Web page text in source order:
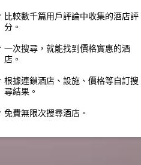
比較數千篇用戶評論中收集的酒店評
分。
一次搜尋，就能找到價格實惠的酒
店。
根據連鎖酒店、設施、價格等自訂搜
尋結果。
免費無限次搜尋酒店。